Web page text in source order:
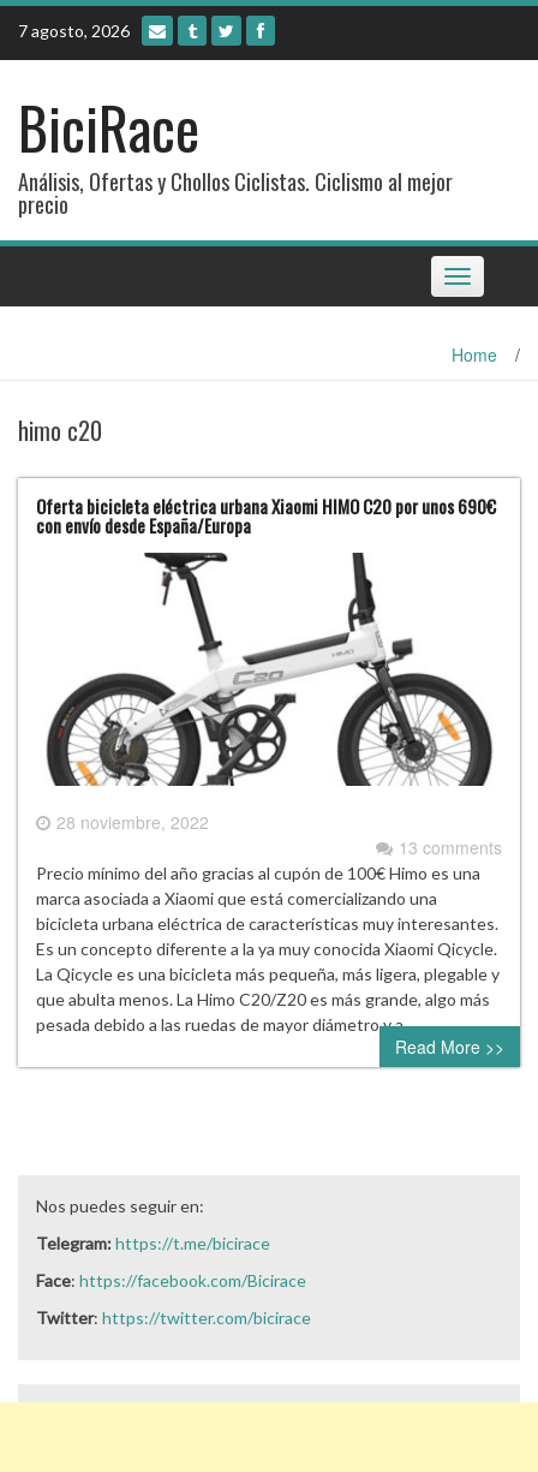
Skip
content
7 agosto, 2026
BiciRace
Análisis, Ofertas y Chollos Ciclistas. Ciclismo al mejor
precio
Toggle
navigation
Home /
himo c20
Oferta bicicleta eléctrica urbana Xiaomi HIMO C20 por unos 690€
con envío desde España/Europa
28 noviembre, 2022
13 comments
Precio mínimo del año gracias al cupón de 100€ Himo es una
marca asociada a Xiaomi que está comercializando una
bicicleta urbana eléctrica de características muy interesantes.
Es un concepto diferente a la ya muy conocida Xiaomi Qicycle.
La Qicycle es una bicicleta más pequeña, más ligera, plegable y
que abulta menos. La Himo C20/Z20 es más grande, algo más
pesada debido a las ruedas de mayor diámetro y a…
Read More >>
Nos puedes seguir en:
Telegram:https://t.me/bicirace
Face: https://facebook.com/Bicirace
Twitter: https://twitter.com/bicirace